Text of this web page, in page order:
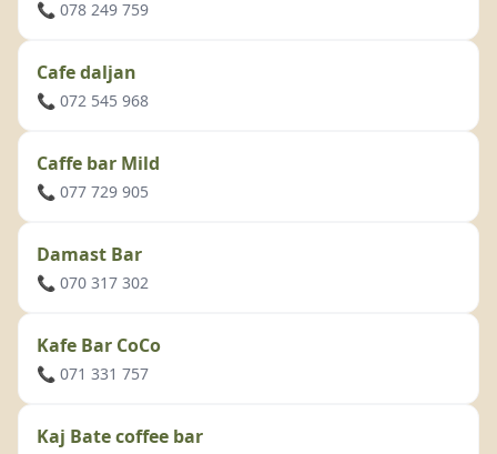
📞 078 249 759
Cafe daljan
📞 072 545 968
Caffe bar Mild
📞 077 729 905
Damast Bar
📞 070 317 302
Kafe Bar CoCo
📞 071 331 757
Kaj Bate coffee bar